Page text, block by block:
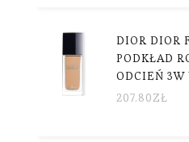
DIOR DIOR
PODKŁAD
ODCIEŃ 3W
207.80ZŁ